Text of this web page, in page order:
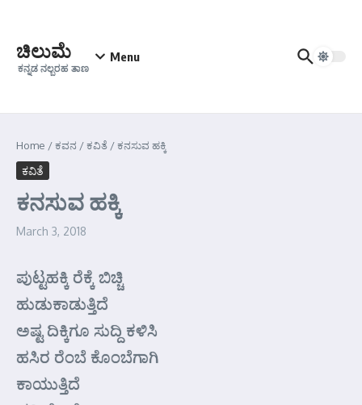
ಚಿಲುಮೆ
ಕನ್ನಡ ನಲ್ಬರಹ ತಾಣ
Menu
Home /ಕವನ /ಕವಿತೆ /ಕನಸುವ ಹಕ್ಕಿ
ಕವಿತೆ
ಕನಸುವ ಹಕ್ಕಿ
March 3, 2018
ಪುಟ್ಟಹಕ್ಕಿ ರೆಕ್ಕೆ ಬಿಚ್ಚಿ
ಹುಡುಕಾಡುತ್ತಿದೆ
ಅಷ್ಟ ದಿಕ್ಕಿಗೂ ಸುದ್ದಿ ಕಳಿಸಿ
ಹಸಿರ ರೆಂಬೆ ಕೊಂಬೆಗಾಗಿ
ಕಾಯುತ್ತಿದೆ